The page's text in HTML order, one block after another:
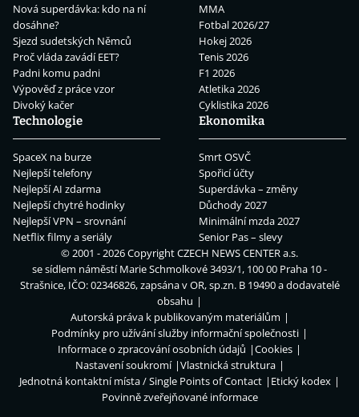
Nová superdávka: kdo na ní
dosáhne?
Sjezd sudetských Němců
Proč vláda zavádí EET?
Padni komu padni
Výpověď z práce vzor
Divoký kačer
MMA
Fotbal 2026/27
Hokej 2026
Tenis 2026
F1 2026
Atletika 2026
Cyklistika 2026
Technologie
SpaceX na burze
Nejlepší telefony
Nejlepší AI zdarma
Nejlepší chytré hodinky
Nejlepší VPN – srovnání
Netflix filmy a seriály
Ekonomika
Smrt OSVČ
Spořicí účty
Superdávka – změny
Důchody 2027
Minimální mzda 2027
Senior Pas – slevy
© 2001 - 2026 CopyrightCZECH NEWS CENTER a.s.
se sídlem náměstí Marie Schmolkové 3493/1, 100 00 Praha 10 -
Strašnice, IČO: 02346826, zapsána v OR, sp.zn. B 19490 a dodavatelé
obsahu
Autorská práva k publikovaným materiálům
Podmínky pro užívání služby informační společnosti
Informace o zpracování osobních údajů
Cookies
Nastavení soukromí
Vlastnická struktura
Jednotná kontaktní místa / Single Points of Contact
Etický kodex
Povinně zveřejňované informace